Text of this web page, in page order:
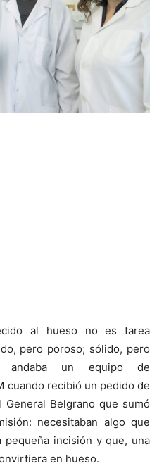
al hueso no es tarea
pero poroso; sólido, pero
andaba un equipo de
cuando recibió un pedido de
Belgrano que sumó
necesitaban algo que
pequeña incisión y que, una
en hueso.